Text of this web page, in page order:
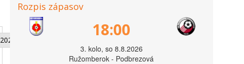
2026
Rozpis zápasov
18:00
3. kolo, so 8.8.2026
Ružomberok - Podbrezová